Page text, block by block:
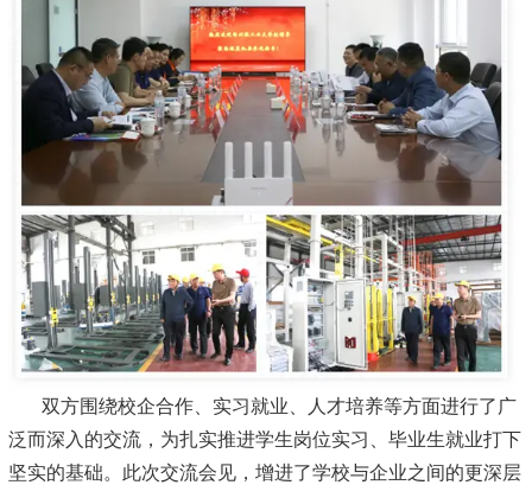
双方围绕校企合作、实习就业、人才培养等方面进行了广
泛而深入的交流，为扎实推进学生岗位实习、毕业生就业打下
坚实的基础。此次交流会见，增进了学校与企业之间的更深层